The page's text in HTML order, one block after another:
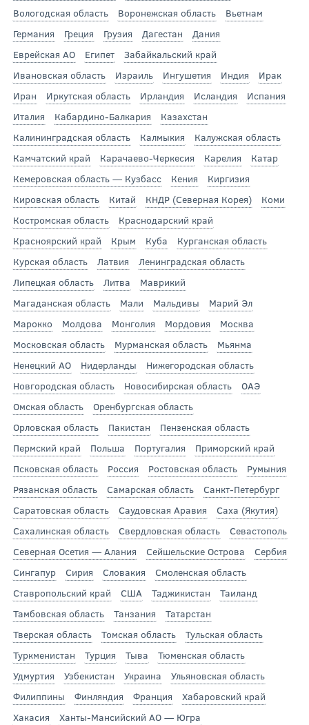
Вологодская область
Воронежская область
Вьетнам
Германия
Греция Грузия Дагестан
Дания
Еврейская АО
Египет
Забайкальский край
Ивановская область
Израиль Ингушетия Индия
Ирак
Иран
Иркутская область Ирландия Исландия
Испания
Италия
Кабардино-Балкария
Казахстан
Калининградская область
Калмыкия
Калужская область
Камчатский край
Карачаево-Черкесия Карелия
Катар
Кемеровская область — Кузбасс
Кения
Киргизия
Кировская область
Китай КНДР (Северная Корея)
Коми
Костромская область
Краснодарский край
Красноярский край
Крым Куба
Курганская область
Курская область
Латвия
Ленинградская область
Липецкая область
Литва
Маврикий
Магаданская область
Мали Мальдивы
Марий Эл
Марокко
Молдова Монголия Мордовия
Москва
Московская область
Мурманская область
Мьянма
Ненецкий АО
Нидерланды
Нижегородская область
Новгородская область
Новосибирская область
ОАЭ
Омская область
Оренбургская область
Орловская область
Пакистан
Пензенская область
Пермский край
Польша Португалия
Приморский край
Псковская область
Россия Ростовская область
Румыния
Рязанская область
Самарская область
Санкт-Петербург
Саратовская область
Саудовская Аравия
Саха (Якутия)
Сахалинская область
Свердловская область
Севастополь
Северная Осетия — Алания
Сейшельские Острова
Сербия
Сингапур
Сирия Словакия
Смоленская область
Ставропольский край
США Таджикистан
Таиланд
Тамбовская область
Танзания
Татарстан
Тверская область
Томская область
Тульская область
Туркменистан
Турция Тыва
Тюменская область
Удмуртия
Узбекистан Украина
Ульяновская область
Филиппины
Финляндия Франция
Хабаровский край
Хакасия
Ханты-Мансийский АО — Югра